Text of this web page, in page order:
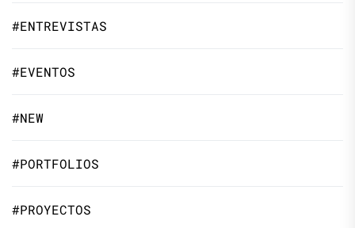
#ENTREVISTAS
#EVENTOS
#NEW
#PORTFOLIOS
#PROYECTOS